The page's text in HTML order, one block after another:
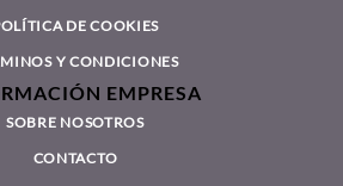
DE COOKIES
Y CONDICIONES
EMPRESA
SOBRE NOSOTROS
CONTACTO